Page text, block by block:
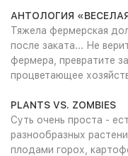
АНТОЛОГИЯ
Тяжела фермерская
после заката... Не
фермера, превратите
процветающее
PLANTS VS. ZOMBIES
Суть очень проста -
разнообразных
плодами горох,